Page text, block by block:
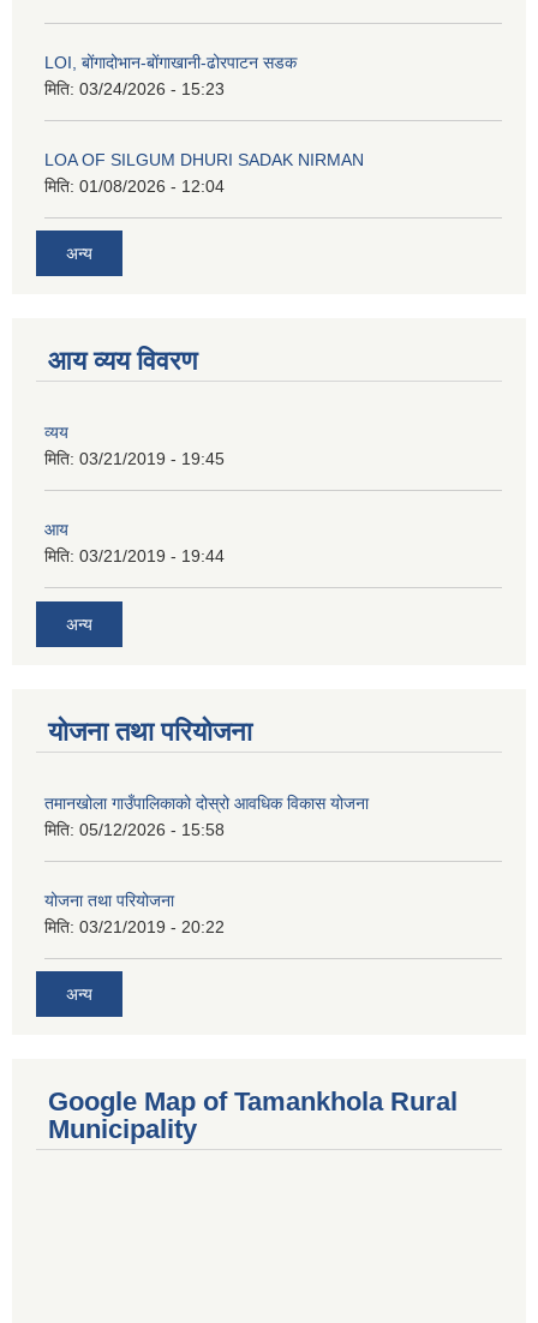
LOI, बोंगादोभान-बोंगाखानी-ढोरपाटन सडक
मिति: 03/24/2026 - 15:23
LOA OF SILGUM DHURI SADAK NIRMAN
मिति: 01/08/2026 - 12:04
अन्य
आय व्यय विवरण
व्यय
मिति: 03/21/2019 - 19:45
आय
मिति: 03/21/2019 - 19:44
अन्य
योजना तथा परियोजना
तमानखोला गाउँपालिकाको दोस्रो आवधिक विकास योजना
मिति: 05/12/2026 - 15:58
योजना तथा परियोजना
मिति: 03/21/2019 - 20:22
अन्य
Google Map of Tamankhola Rural
Municipality